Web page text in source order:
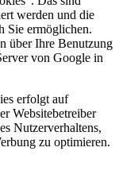
werden und die
Sie ermöglichen.
über Ihre Benutzung
von Google in
erfolgt auf
Websitebetreiber
Nutzerverhaltens,
zu optimieren.